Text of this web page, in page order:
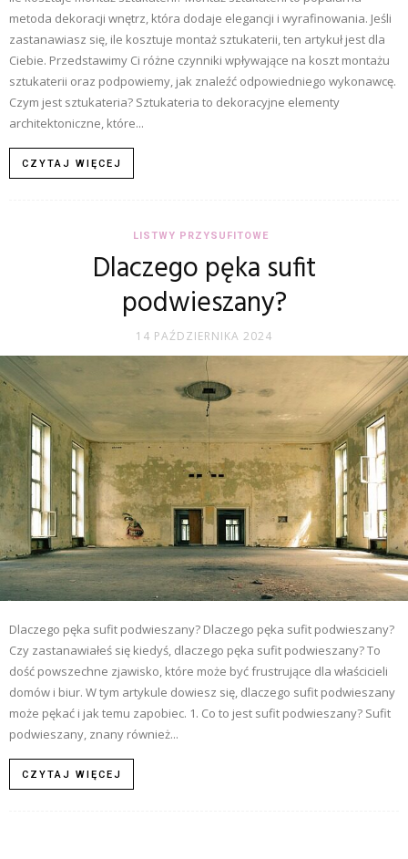
metoda dekoracji wnętrz, która dodaje elegancji i wyrafinowania. Jeśli
zastanawiasz się, ile kosztuje montaż sztukaterii, ten artykuł jest dla
Ciebie. Przedstawimy Ci różne czynniki wpływające na koszt montażu
sztukaterii oraz podpowiemy, jak znaleźć odpowiedniego wykonawcę.
Czym jest sztukateria? Sztukateria to dekoracyjne elementy
architektoniczne, które...
CZYTAJ WIĘCEJ
LISTWY PRZYSUFITOWE
Dlaczego pęka sufit
podwieszany?
14 PAŹDZIERNIKA 2024
Dlaczego pęka sufit podwieszany? Dlaczego pęka sufit podwieszany?
Czy zastanawiałeś się kiedyś, dlaczego pęka sufit podwieszany? To
dość powszechne zjawisko, które może być frustrujące dla właścicieli
domów i biur. W tym artykule dowiesz się, dlaczego sufit podwieszany
może pękać i jak temu zapobiec. 1. Co to jest sufit podwieszany? Sufit
podwieszany, znany również...
CZYTAJ WIĘCEJ